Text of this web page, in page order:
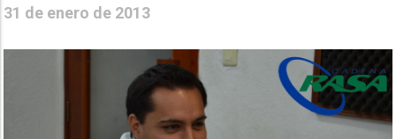
31 de enero de 2013